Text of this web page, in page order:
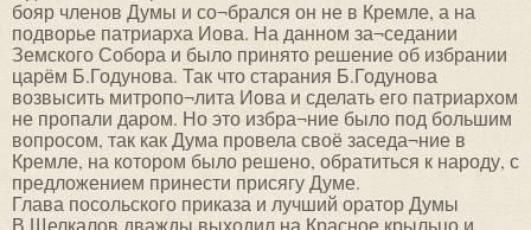
бояр членов Думы и со¬брался он не в Кремле, а на
подворье патриарха Иова. На данном за¬седании
Земского Собора и было принято решение об избрании
царём Б.Годунова. Так что старания Б.Годунова
возвысить митропо¬лита Иова и сделать его патриархом
не пропали даром. Но это избра¬ние было под большим
вопросом, так как Дума провела своё заседа¬ние в
Кремле, на котором было решено, обратиться к народу, с
предложением принести присягу Думе.
Глава посольского приказа и лучший оратор Думы
В.Щелкалов дважды выходил на Красное крыльцо и